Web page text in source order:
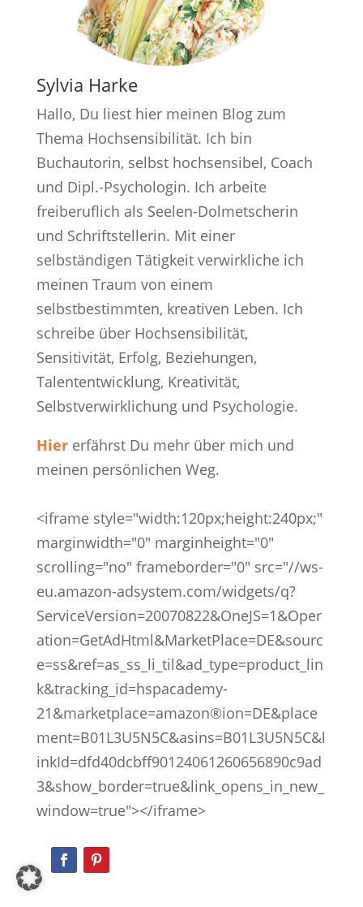
Sylvia Harke
Hallo, Du liest hier meinen Blog zum
Thema Hochsensibilität. Ich bin
Buchautorin, selbst hochsensibel, Coach
und Dipl.-Psychologin. Ich arbeite
freiberuflich als Seelen-Dolmetscherin
und Schriftstellerin. Mit einer
selbständigen Tätigkeit verwirkliche ich
meinen Traum von einem
selbstbestimmten, kreativen Leben. Ich
schreibe über Hochsensibilität,
Sensitivität, Erfolg, Beziehungen,
Talententwicklung, Kreativität,
Selbstverwirklichung und Psychologie.
Hiererfährst Du mehr über mich und
meinen persönlichen Weg.
<iframe style="width:120px;height:240px;"
marginwidth="0" marginheight="0"
scrolling="no" frameborder="0" src="//ws-
eu.amazon-adsystem.com/widgets/q?
ServiceVersion=20070822&OneJS=1&Oper
ation=GetAdHtml&MarketPlace=DE&sourc
e=ss&ref=as_ss_li_til&ad_type=product_lin
k&tracking_id=hspacademy-
21&marketplace=amazon®ion=DE&place
ment=B01L3U5N5C&asins=B01L3U5N5C&l
inkId=dfd40dcbff90124061260656890c9ad
3&show_border=true&link_opens_in_new_
window=true"></iframe>